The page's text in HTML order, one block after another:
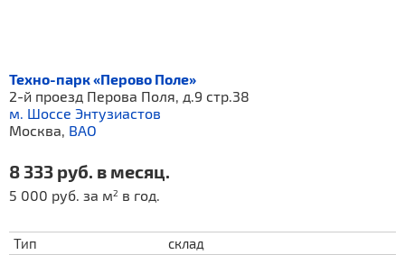
Техно-парк «Перово Поле»
2-й проезд Перова Поля, д.9 стр.38
м. Шоссе Энтузиастов
Москва, ВАО
8 333 руб. в месяц.
5 000 руб. за м2 в год.
Тип
склад